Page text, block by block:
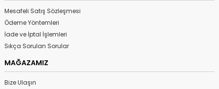
Mesafeli Satış Sözleşmesi
Ödeme Yöntemleri
İade ve İptal İşlemleri
Sıkça Sorulan Sorular
MAĞAZAMIZ
Bize Ulaşın